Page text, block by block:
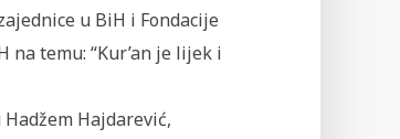
u BiH i Fondacije
na temu: “Kur’an je lijek i
Hajdarević,